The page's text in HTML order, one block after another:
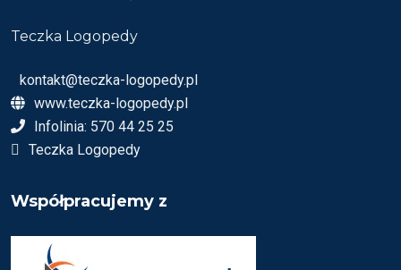
Teczka Logopedy
kontakt@teczka-logopedy.pl
www.teczka-logopedy.pl
Infolinia: 570 44 25 25
Teczka Logopedy
Współpracujemy z